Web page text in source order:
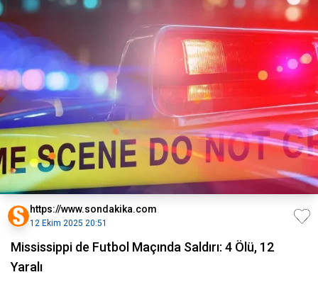
https://www.sondakika.com
12 Ekim 2025 20:51
Mississippi de Futbol Maçında Saldırı: 4 Ölü, 12
Yaralı